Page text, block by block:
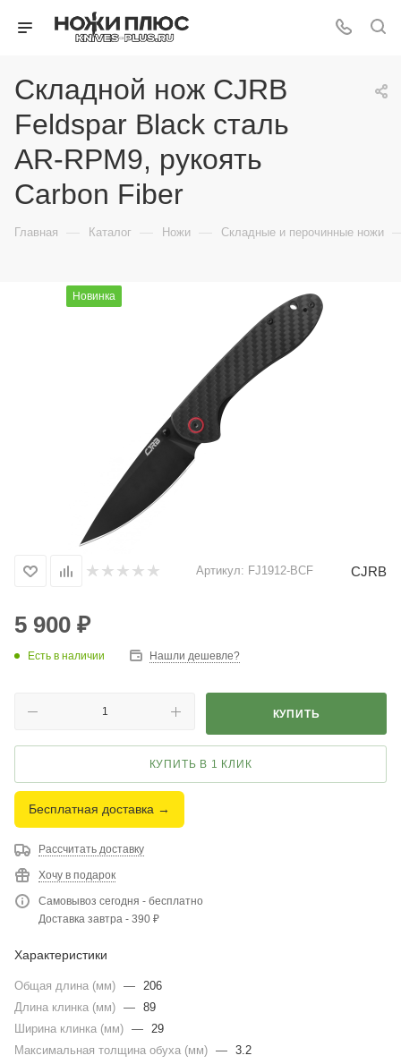
Складной нож CJRB
Feldspar Black сталь
AR-RPM9, рукоять
Carbon Fiber
Главная — Каталог — Ножи — Складные и перочинные ножи
Новинка
Артикул: FJ1912-BCF CJRB
5 900 ₽
Есть в наличии Нашли дешевле?
КУПИТЬ
КУПИТЬ В 1 КЛИК
Бесплатная доставка →
Рассчитать доставку
Хочу в подарок
Самовывоз сегодня - бесплатно
Доставка завтра - 390 ₽
Характеристики
Общая длина (мм) — 206
Длина клинка (мм) — 89
Ширина клинка (мм) — 29
Максимальная толщина обуха (мм) — 3.2